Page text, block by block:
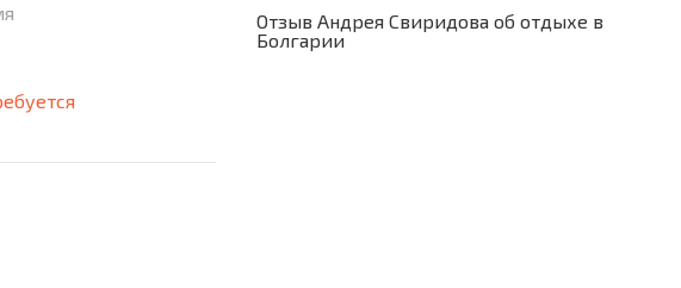
Отзыв Андрея Свиридова об отдыхе в
Болгарии